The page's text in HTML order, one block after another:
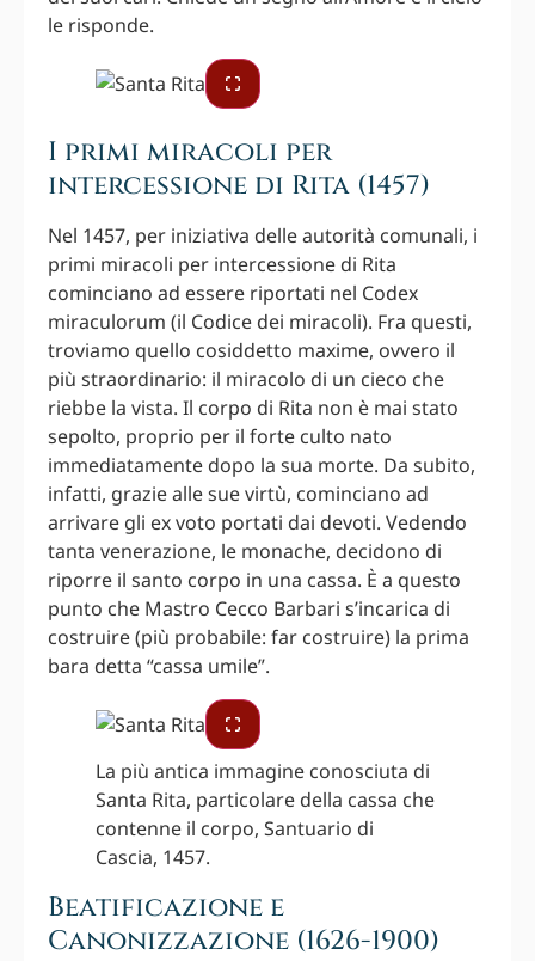
le risponde.
I primi miracoli per
intercessione di Rita (1457)
Nel 1457, per iniziativa delle autorità comunali, i
primi miracoli per intercessione di Rita
cominciano ad essere riportati nel Codex
miraculorum (il Codice dei miracoli). Fra questi,
troviamo quello cosiddetto maxime, ovvero il
più straordinario: il miracolo di un cieco che
riebbe la vista. Il corpo di Rita non è mai stato
sepolto, proprio per il forte culto nato
immediatamente dopo la sua morte. Da subito,
infatti, grazie alle sue virtù, cominciano ad
arrivare gli ex voto portati dai devoti. Vedendo
tanta venerazione, le monache, decidono di
riporre il santo corpo in una cassa. È a questo
punto che Mastro Cecco Barbari s’incarica di
costruire (più probabile: far costruire) la prima
bara detta “cassa umile”.
La più antica immagine conosciuta di
Santa Rita, particolare della cassa che
contenne il corpo, Santuario di
Cascia, 1457.
Beatificazione e
Canonizzazione (1626-1900)